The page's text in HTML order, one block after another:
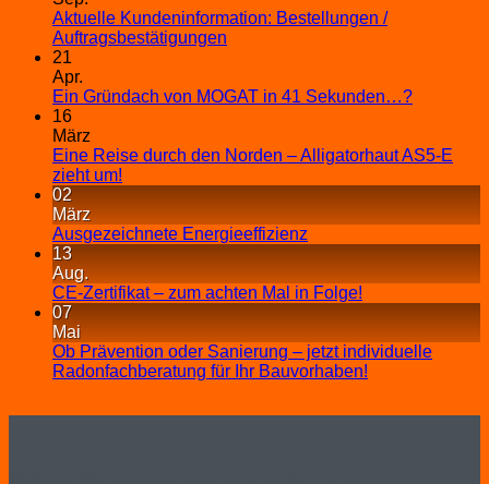
Aktuelle Kundeninformation: Bestellungen /
Auftragsbestätigungen
21
Apr.
Ein Gründach von MOGAT in 41 Sekunden…?
16
März
Eine Reise durch den Norden – Alligatorhaut AS5-E
zieht um!
02
März
Ausgezeichnete Energieeffizienz
13
Aug.
CE-Zertifikat – zum achten Mal in Folge!
07
Mai
Ob Prävention oder Sanierung – jetzt individuelle
Radonfachberatung für Ihr Bauvorhaben!